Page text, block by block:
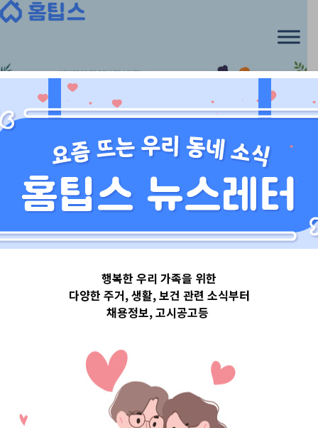
Skip
시기별 준비, 시기별가이드선정방식, 앱
신뢰도 글
시기별 가이드
선정방식
2020-07-29
행복한 우리 가족을 위한
다양한 주거, 생활, 보건 관련 소식부터
채용정보, 고시공고등